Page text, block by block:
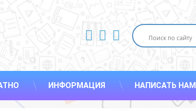
ВКонтакте
YouTube
E-mail
ИНФОРМАЦИЯ НАПИСАТЬ НАМ